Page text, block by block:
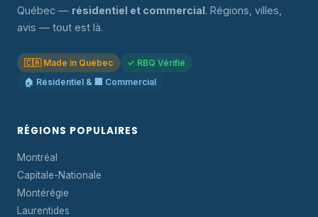
Québec — résidentiel et commercial. Régions, villes,
avis — tout est là.
🇨🇦 Made in Québec
✓ RBQ Vérifié
🏠 Résidentiel & 🏢 Commercial
RÉGIONS POPULAIRES
Montréal
Capitale-Nationale
Montérégie
Laurentides